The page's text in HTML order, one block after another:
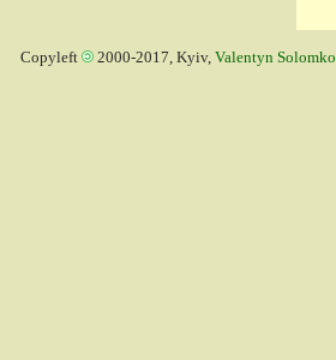
Copyleft 2000-2017, Kyiv, Valentyn Solomko